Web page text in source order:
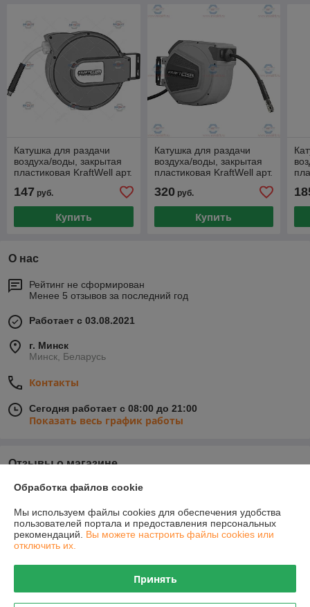
Катушка для раздачи
воздуха/воды, закрытая
пластиковая KraftWell арт.
147 руб.
Купить
Катушка для раздачи
воздуха/воды, закрытая
пластиковая KraftWell арт.
320руб.
Купить
О нас
Рейтинг не сформирован
Менее 5 отзывов за последний год
Работает с 03.08.2021
г. Минск
Минск, Беларусь
Контакты
Сегодня работает с 08:00 до 21:00
Показать весь график работы
Отзывы о магазине
23 отзывов за всё время
08.06.2026
Александр
Очень плохо
Сделка подтверждена через корзину
Обработка файлов cookie
Мы используем файлы cookies для обеспечения удобства
пользователей портала и предоставления персональных
рекомендаций. Вы можете настроить файлы cookies или
отключить их.
Принять